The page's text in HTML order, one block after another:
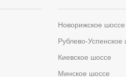
Новорижское шоссе
Рублево-Успенское
Киевское шоссе
Минское шоссе